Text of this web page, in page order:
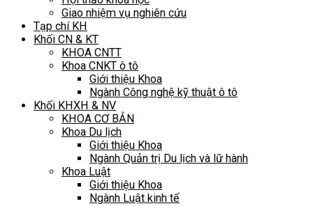
Giao nhiệm vụ nghiên cứu
Tạp chí KH
Khối CN & KT
KHOA CNTT
Khoa CNKT ô tô
Giới thiệu Khoa
Ngành Công nghệ kỹ thuật ô tô
Khối KHXH & NV
KHOA CƠ BẢN
Khoa Du lịch
Giới thiệu Khoa
Ngành Quản trị Du lịch và lữ hành
Khoa Luật
Giới thiệu Khoa
Ngành Luật kinh tế